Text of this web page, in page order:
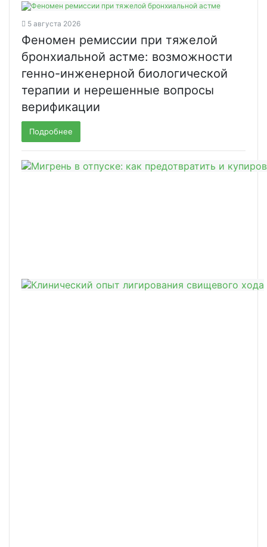
5 августа 2026
Феномен ремиссии при тяжелой
бронхиальной астме: возможности
генно-инженерной биологической
терапии и нерешенные вопросы
верификации
Подробнее